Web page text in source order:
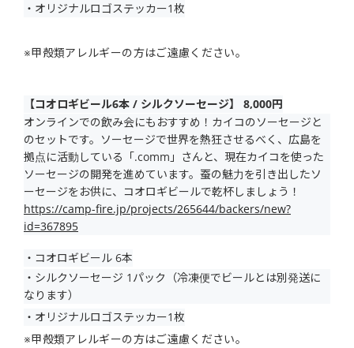
・オリジナルロゴステッカー1枚
※甲殻類アレルギーの方はご遠慮ください。
【コオロギビール6本 / シルクソーセージ】 8,000円
オンラインでの飲み会にもおすすめ！カイコのソーセージと
のセットです。ソーセージで世界を熱狂させるべく、広島を
拠点に活動している「.comm」さんと、現在カイコを使った
ソーセージの開発を進めています。蚕の魅力を引き出したソ
ーセージをお供に、コオロギビールで乾杯しましょう！
https://camp-fire.jp/projects/265644/backers/new?
id=367895
・コオロギビール 6本
・シルクソーセージ 1パック（冷凍便でビールとは別発送に
なります）
・オリジナルロゴステッカー1枚
※甲殻類アレルギーの方はご遠慮ください。